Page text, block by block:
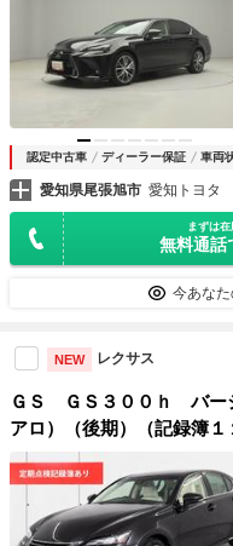
認定中古車 ディーラー保証 車両
愛知県尾張旭市 愛知トヨタ
まずは
無料通話
今あな
NEW レクサス
ＧＳ ＧＳ３００ｈ バー
アロ）（後期）（記録簿
面ＳＤナビ）（本革）（
Ｍ）（クリソナ）（パワ
（プリクラ）